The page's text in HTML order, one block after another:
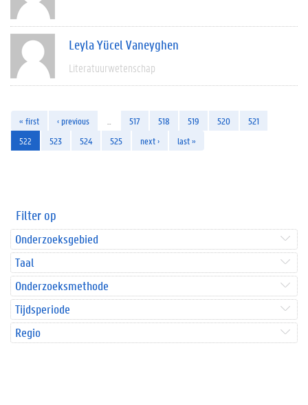
Leyla Yücel Vaneyghen
Literatuurwetenschap
« first ‹ previous 517 518 519 520
521
522
523 524 525 next › last »
Filter op
Onderzoeksgebied
Taal
Onderzoeksmethode
Tijdsperiode
Regio